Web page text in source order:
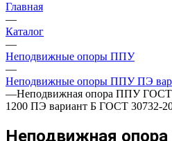
Главная
—
Каталог
—
Неподвижные опоры ППУ
—
Неподвижные опоры ППУ ПЭ
—Неподвижная опора ППУ ГОСТ
1200 ПЭ вариант Б ГОСТ 30732-
Неподвижная